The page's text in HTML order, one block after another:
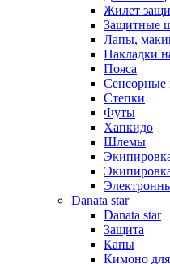
Жилет
Защитные
Лапы,
Накладки
Пояса
Сенсорные
Степки
Футы
Хапкидо
Шлемы
Danata star
Danata star
Защита
Капы
Кимоно для